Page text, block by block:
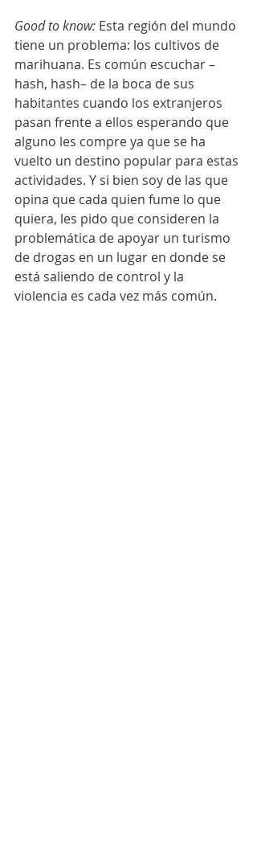
Good to know: Esta región del mundo
tiene un problema: los cultivos de
marihuana. Es común escuchar –
hash, hash– de la boca de sus
habitantes cuando los extranjeros
pasan frente a ellos esperando que
alguno les compre ya que se ha
vuelto un destino popular para estas
actividades. Y si bien soy de las que
opina que cada quien fume lo que
quiera, les pido que consideren la
problemática de apoyar un turismo
de drogas en un lugar en donde se
está saliendo de control y la
violencia es cada vez más común.